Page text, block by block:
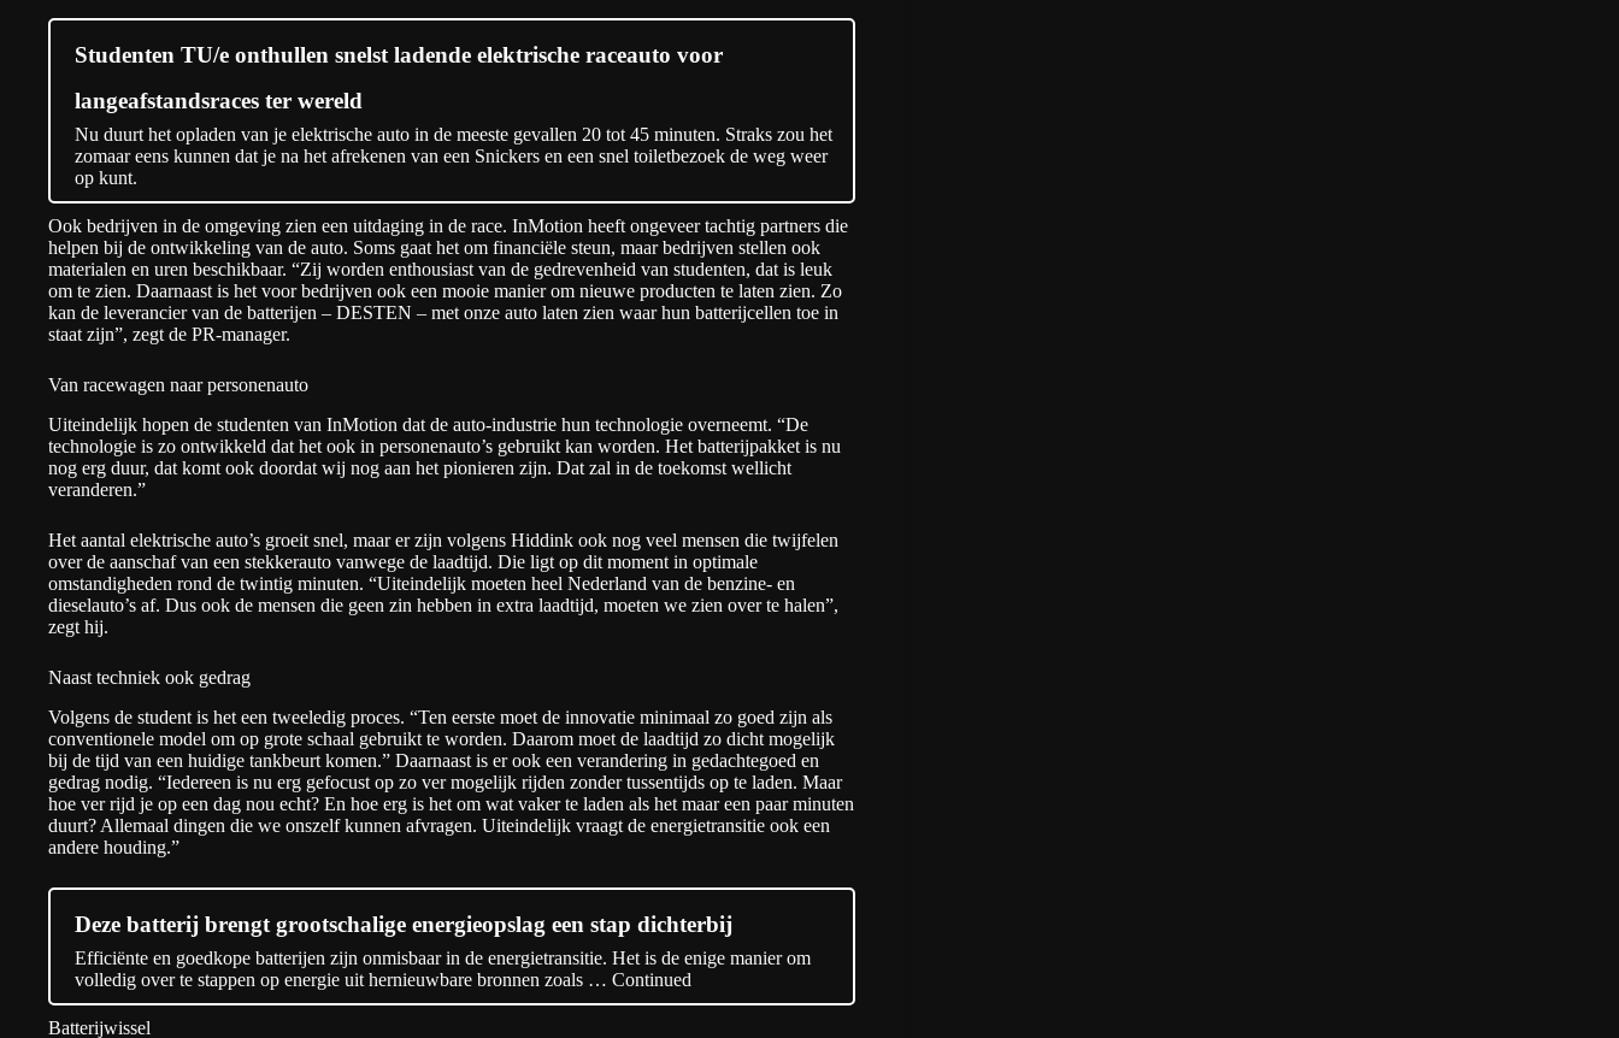
Studenten TU/e onthullen snelst ladende elektrische raceauto voor
langeafstandsraces ter wereld
Nu duurt het opladen van je elektrische auto in de meeste gevallen 20 tot 45 minuten. Straks zou het
zomaar eens kunnen dat je na het afrekenen van een Snickers en een snel toiletbezoek de weg weer
op kunt.
Ook bedrijven in de omgeving zien een uitdaging in de race. InMotion heeft ongeveer tachtig partners die
helpen bij de ontwikkeling van de auto. Soms gaat het om financiële steun, maar bedrijven stellen ook
materialen en uren beschikbaar. “Zij worden enthousiast van de gedrevenheid van studenten, dat is leuk
om te zien. Daarnaast is het voor bedrijven ook een mooie manier om nieuwe producten te laten zien. Zo
kan de leverancier van de batterijen – DESTEN – met onze auto laten zien waar hun batterijcellen toe in
staat zijn”, zegt de PR-manager.
Van racewagen naar personenauto
Uiteindelijk hopen de studenten van InMotion dat de auto-industrie hun technologie overneemt. “De
technologie is zo ontwikkeld dat het ook in personenauto’s gebruikt kan worden. Het batterijpakket is nu
nog erg duur, dat komt ook doordat wij nog aan het pionieren zijn. Dat zal in de toekomst wellicht
veranderen.”
Het aantal elektrische auto’s groeit snel, maar er zijn volgens Hiddink ook nog veel mensen die twijfelen
over de aanschaf van een stekkerauto vanwege de laadtijd. Die ligt op dit moment in optimale
omstandigheden rond de twintig minuten. “Uiteindelijk moeten heel Nederland van de benzine- en
dieselauto’s af. Dus ook de mensen die geen zin hebben in extra laadtijd, moeten we zien over te halen”,
zegt hij.
Naast techniek ook gedrag
Volgens de student is het een tweeledig proces. “Ten eerste moet de innovatie minimaal zo goed zijn als
conventionele model om op grote schaal gebruikt te worden. Daarom moet de laadtijd zo dicht mogelijk
bij de tijd van een huidige tankbeurt komen.” Daarnaast is er ook een verandering in gedachtegoed en
gedrag nodig. “Iedereen is nu erg gefocust op zo ver mogelijk rijden zonder tussentijds op te laden. Maar
hoe ver rijd je op een dag nou echt? En hoe erg is het om wat vaker te laden als het maar een paar minuten
duurt? Allemaal dingen die we onszelf kunnen afvragen. Uiteindelijk vraagt de energietransitie ook een
andere houding.”
Deze batterij brengt grootschalige energieopslag een stap dichterbij
Efficiënte en goedkope batterijen zijn onmisbaar in de energietransitie. Het is de enige manier om
volledig over te stappen op energie uit hernieuwbare bronnen zoals … Continued
Batterijwissel